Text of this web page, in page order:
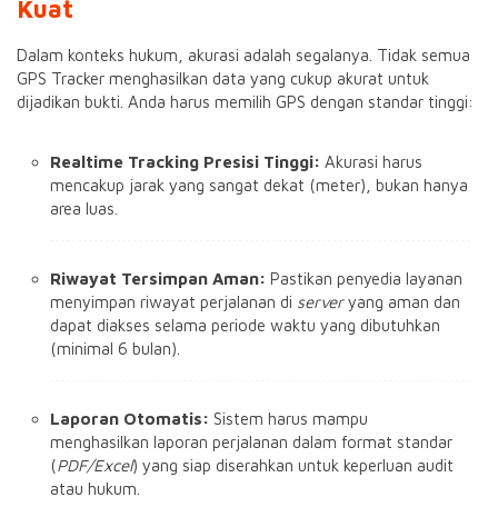
Kuat
Dalam konteks hukum, akurasi adalah segalanya. Tidak semua
GPS Tracker menghasilkan data yang cukup akurat untuk
dijadikan bukti. Anda harus memilih GPS dengan standar tinggi:
Realtime Tracking Presisi Tinggi: Akurasi harus
mencakup jarak yang sangat dekat (meter), bukan hanya
area luas.
Riwayat Tersimpan Aman: Pastikan penyedia layanan
menyimpan riwayat perjalanan di serveryang aman dan
dapat diakses selama periode waktu yang dibutuhkan
(minimal 6 bulan).
Laporan Otomatis: Sistem harus mampu
menghasilkan laporan perjalanan dalam format standar
(PDF/Excel) yang siap diserahkan untuk keperluan audit
atau hukum.